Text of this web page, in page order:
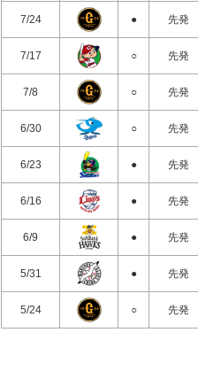
7/24 ● 先発
7/17 ○ 先発
7/8 ○ 先発
6/30 ○ 先発
6/23 ● 先発
6/16 ● 先発
6/9 ● 先発
5/31 ● 先発
5/24 ○ 先発